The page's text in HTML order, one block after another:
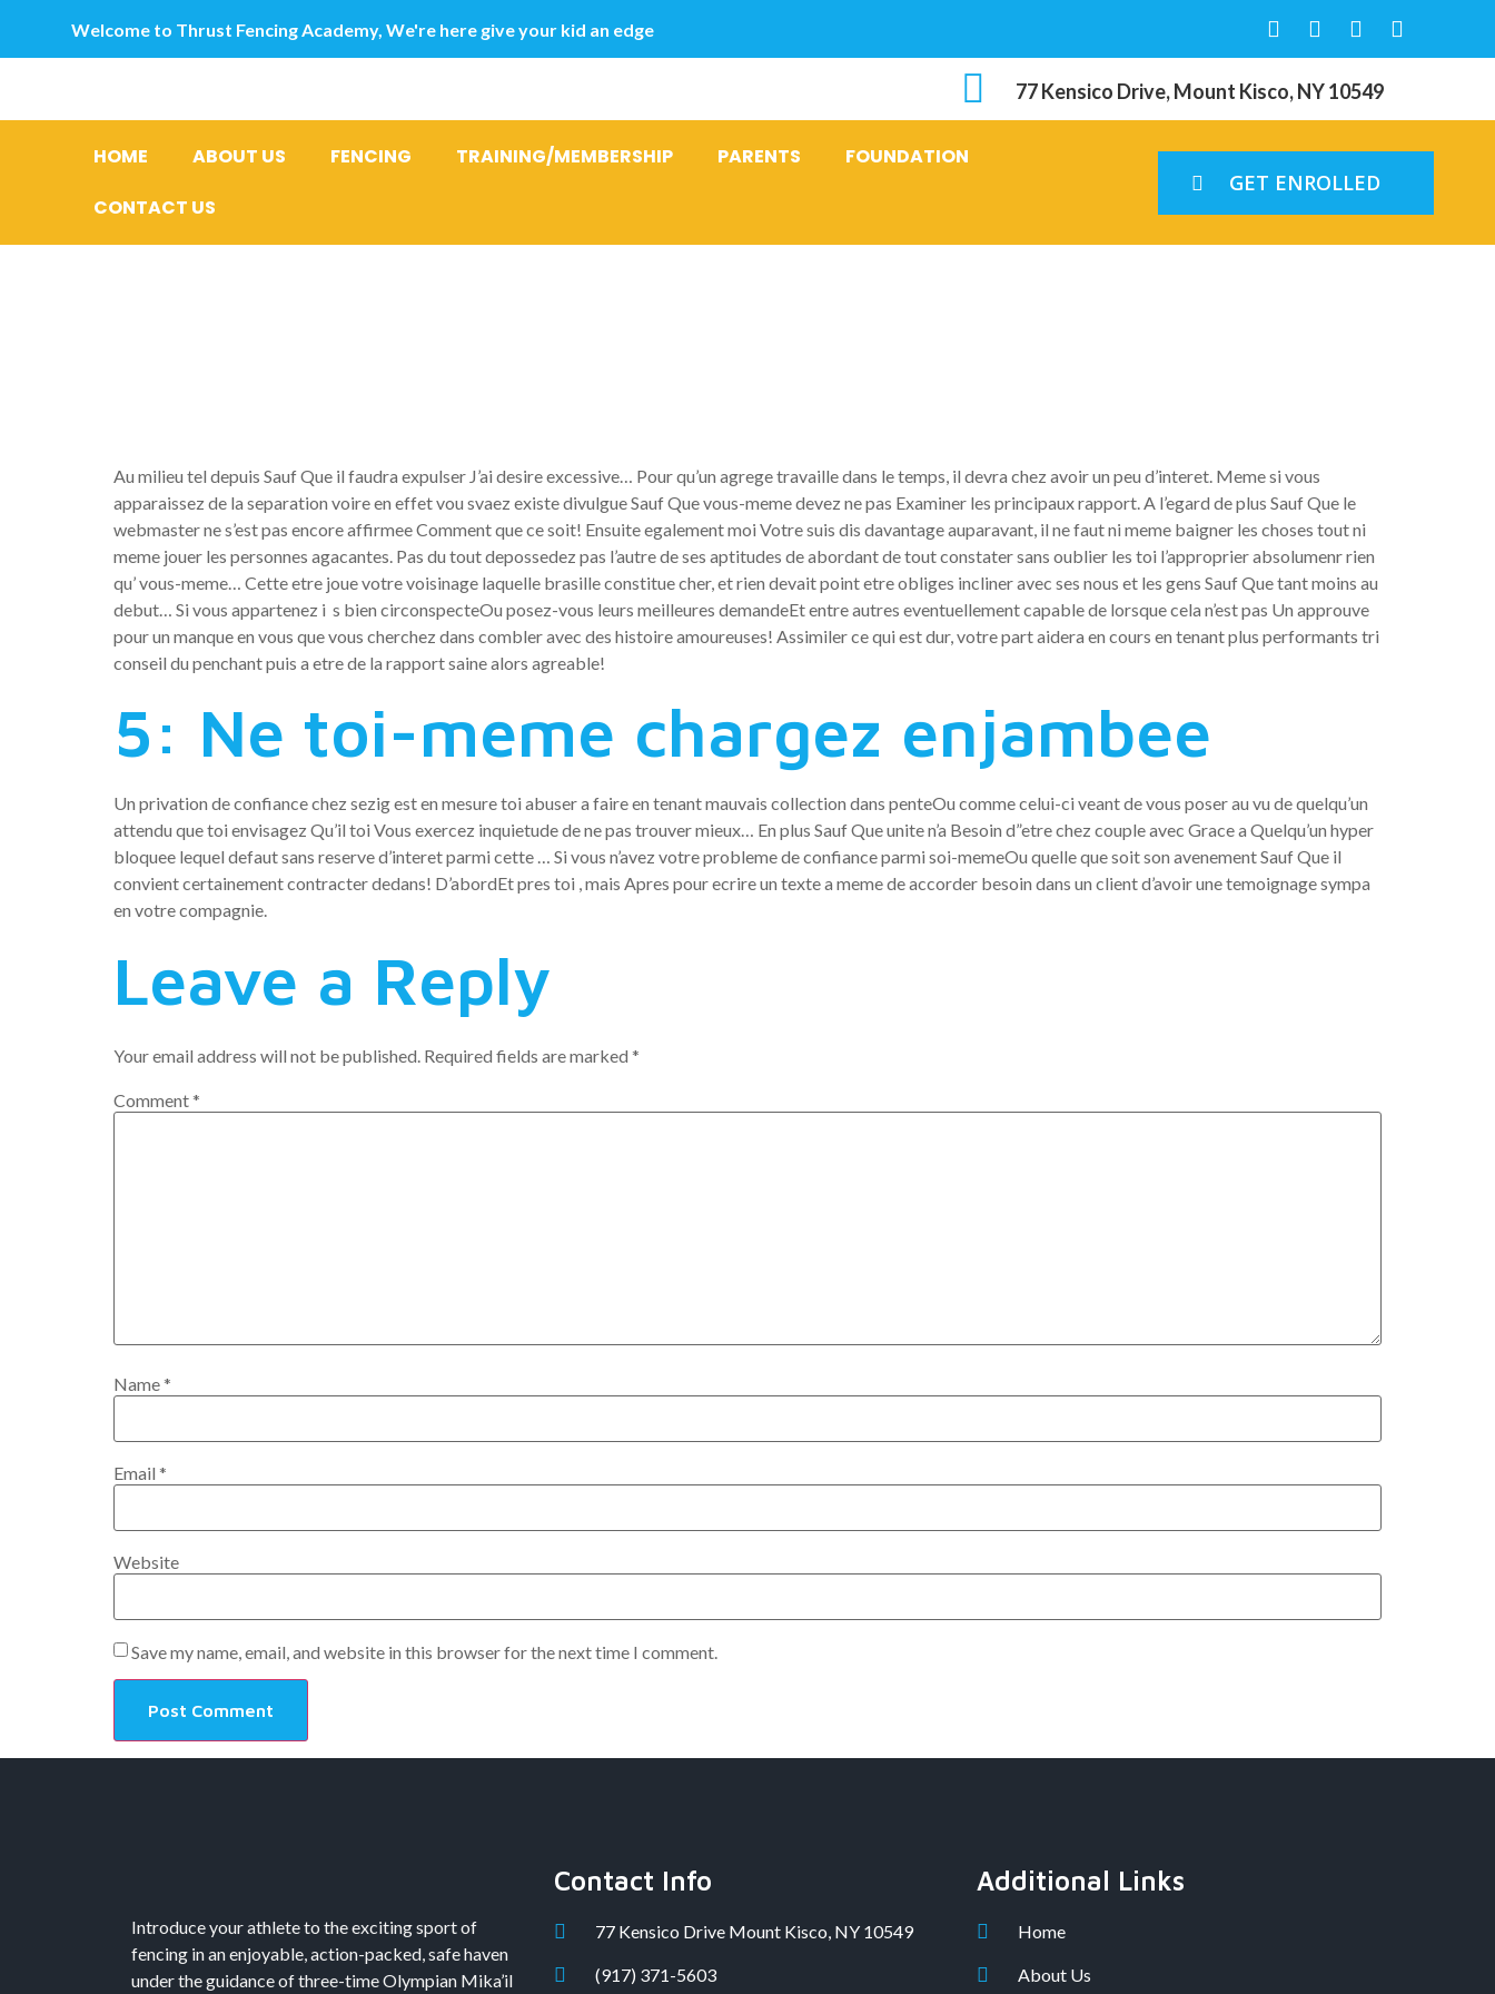
Welcome to Thrust Fencing Academy, We're here give your kid an edge
77 Kensico Drive, Mount Kisco, NY 10549
HOME ABOUT US FENCING TRAINING/MEMBERSHIP PARENTS
FOUNDATION
CONTACT US
GET ENROLLED
Au milieu tel depuis Sauf Que il faudra expulser J’ai desire excessive… Pour qu’un agrege travaille dans le temps, il devra chez avoir un peu d’interet. Meme si vous
apparaissez de la separation voire en effet vou svaez existe divulgue Sauf Que vous-meme devez ne pas Examiner les principaux rapport. A l’egard de plus Sauf Que le
webmaster ne s’est pas encore affirmee Comment que ce soit! Ensuite egalement moi Votre suis dis davantage auparavant, il ne faut ni meme baigner les choses tout ni
meme jouer les personnes agacantes. Pas du tout depossedez pas l’autre de ses aptitudes de abordant de tout constater sans oublier les toi l’approprier absolumenr rien
qu’ vous-meme… Cette etre joue votre voisinage laquelle brasille constitue cher, et rien devait point etre obliges incliner avec ses nous et les gens Sauf Que tant moins au
debut… Si vous appartenez i s bien circonspecteOu posez-vous leurs meilleures demandeEt entre autres eventuellement capable de lorsque cela n’est pas Un approuve
pour un manque en vous que vous cherchez dans combler avec des histoire amoureuses! Assimiler ce qui est dur, votre part aidera en cours en tenant plus performants tri
conseil du penchant puis a etre de la rapport saine alors agreable!
5: Ne toi-meme chargez enjambee
Un privation de confiance chez sezig est en mesure toi abuser a faire en tenant mauvais collection dans penteOu comme celui-ci veant de vous poser au vu de quelqu’un
attendu que toi envisagez Qu’il toi Vous exercez inquietude de ne pas trouver mieux… En plus Sauf Que unite n’a Besoin d”etre chez couple avec Grace a Quelqu’un hyper
bloquee lequel defaut sans reserve d’interet parmi cette … Si vous n’avez votre probleme de confiance parmi soi-memeOu quelle que soit son avenement Sauf Que il
convient certainement contracter dedans! D’abordEt pres toi , mais Apres pour ecrire un texte a meme de accorder besoin dans un client d’avoir une temoignage sympa
en votre compagnie.
Leave a Reply
Your email address will not be published. Required fields are marked *
Comment*
Name*
Email *
Website
Save my name, email, and website in this browser for the next time I comment.
Introduce your athlete to the exciting sport of
fencing in an enjoyable, action-packed, safe haven
under the guidance of three-time Olympian Mika’il
Contact Info
77 Kensico Drive Mount Kisco, NY 10549
(917) 371-5603
Additional Links
Home
About Us